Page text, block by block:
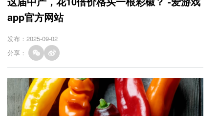
app官方网站
发布：2025-09-02
分享：